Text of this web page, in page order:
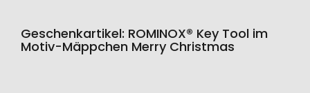
Geschenkartikel: ROMINOX® Key Tool im
Motiv-Mäppchen Merry Christmas